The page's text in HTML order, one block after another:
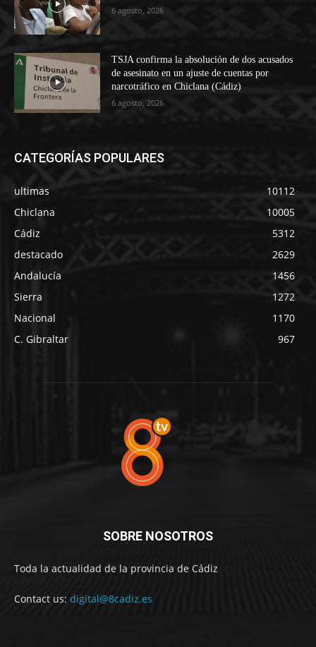
6 agosto, 2026
TSJA confirma la absolución de dos acusados
de asesinato en un ajuste de cuentas por
narcotráfico en Chiclana (Cádiz)
6 agosto, 2026
CATEGORÍAS POPULARES
ultimas
10112
Chiclana
10005
Cádiz
5312
destacado
2629
Andalucía
1456
Sierra
1272
Nacional
1170
C. Gibraltar
967
SOBRE NOSOTROS
Toda la actualidad de la provincia de Cádiz
Contact us: digital@8cadiz.es